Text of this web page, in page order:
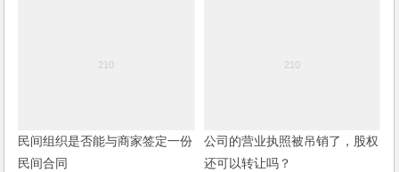
民间组织是否能与商家签定一份
民间合同
公司的营业执照被吊销了，股权
还可以转让吗？